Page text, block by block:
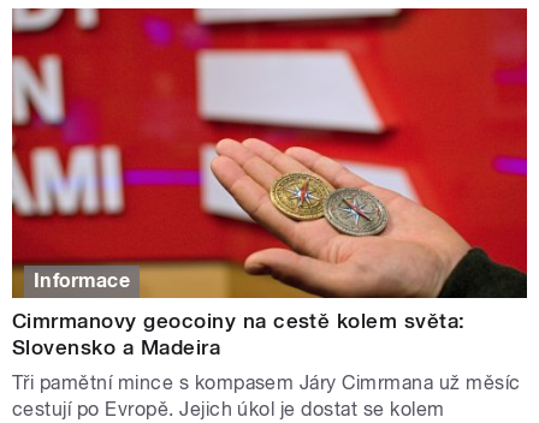
Informace
Cimrmanovy geocoiny na cestě kolem světa:
Slovensko a Madeira
Tři pamětní mince s kompasem Járy Cimrmana už měsíc
cestují po Evropě. Jejich úkol je dostat se kolem